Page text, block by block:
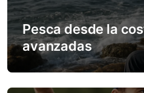
Pesca desde la
avanzadas